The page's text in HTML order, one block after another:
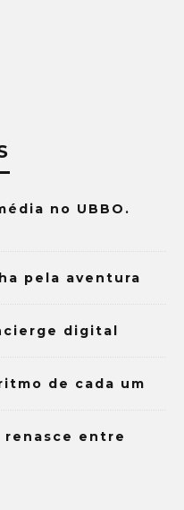
no UBBO.
pela aventura
digital
de cada um
renasce entre